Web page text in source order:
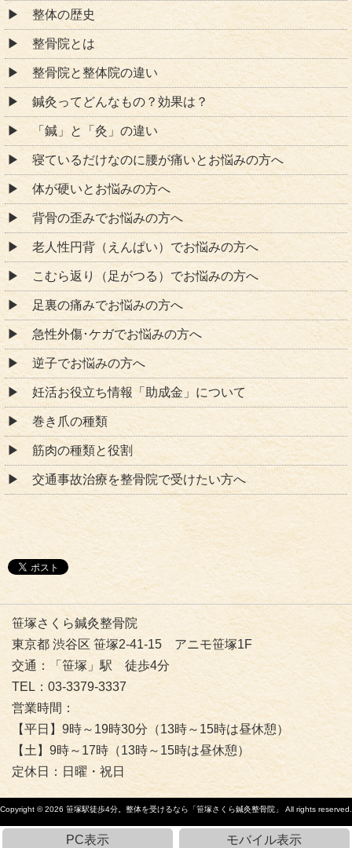
整体の歴史
整骨院とは
整骨院と整体院の違い
鍼灸ってどんなもの？効果は？
「鍼」と「灸」の違い
寝ているだけなのに腰が痛いとお悩みの方へ
体が硬いとお悩みの方へ
背骨の歪みでお悩みの方へ
老人性円背（えんぱい）でお悩みの方へ
こむら返り（足がつる）でお悩みの方へ
足裏の痛みでお悩みの方へ
急性外傷･ケガでお悩みの方へ
逆子でお悩みの方へ
妊活お役立ち情報「助成金」について
巻き爪の種類
筋肉の種類と役割
交通事故治療を整骨院で受けたい方へ
笹塚さくら鍼灸整骨院
東京都 渋谷区 笹塚2-41-15 アニモ笹塚1F
交通：「笹塚」駅 徒歩4分
TEL：03-3379-3337
営業時間：
【平日】9時～19時30分（13時～15時は昼休憩）
【土】9時～17時（13時～15時は昼休憩）
定休日：日曜・祝日
Copyright © 2026 笹塚駅徒歩4分。整体を受けるなら「笹塚さくら鍼灸整骨院」 All rights reserved.
PC表示 モバイル表示